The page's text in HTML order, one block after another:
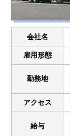
会社名
雇用形態
勤務地
アクセス
給与